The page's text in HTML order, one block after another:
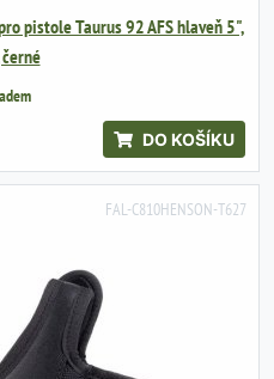
pistole Taurus 92 AFS hlaveň 5",
DO KOŠÍKU
FAL-C810HENSON-T627